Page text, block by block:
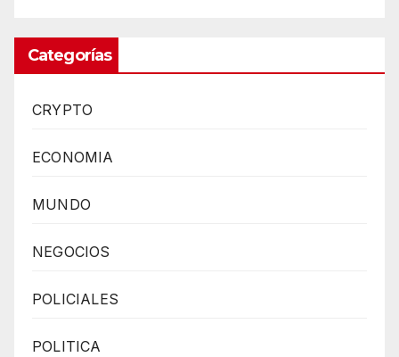
Categorías
CRYPTO
ECONOMIA
MUNDO
NEGOCIOS
POLICIALES
POLITICA